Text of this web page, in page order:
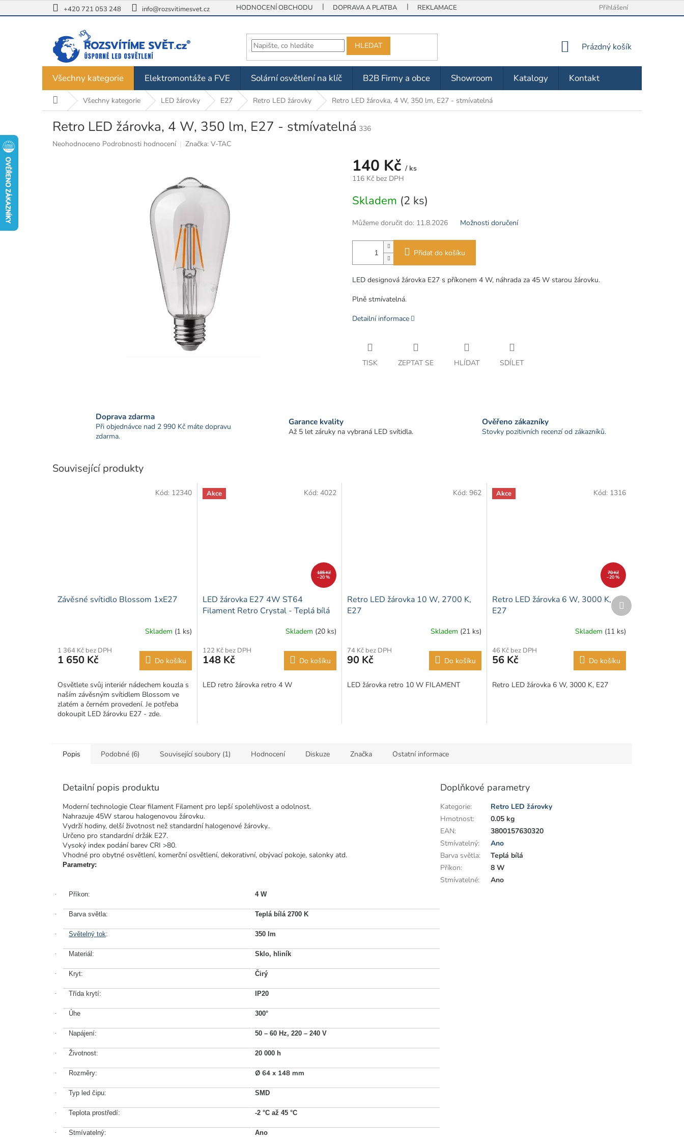
na
+420 721 053 248 info@rozsvitimesvet.cz HODNOCENÍ OBCHODU DOPRAVA A PLATBA REKLAMACE / VRÁCENÍ ZBOŽÍ OBCHODNÍ PODMÍNKY
Přihlášení
HLEDAT
NÁKUPNÍ
Prázdný košík
Všechny kategorie Elektromontáže a FVE Solární osvětlení na klíč B2B Firmy a obce Showroom Katalogy Kontakt
Domů Všechny kategorie LED žárovky E27 Retro LED žárovky Retro LED žárovka, 4 W, 350 lm, E27 - stmívatelná
Retro LED žárovka, 4 W, 350 lm, E27 - stmívatelná 336
Průměrné
Neohodnoceno Podrobnosti hodnocení Značka: V-TAC
140 Kč / ks
116 Kč bez DPH
cena:
Skladem (2 ks)
Můžeme doručit do: 11.8.2026 Možnosti doručení
Přidat do košíku
LED designová žárovka E27 s příkonem 4 W, náhrada za 45 W starou žárovku.
Plně stmívatelná.
Detailní informace
TISK ZEPTAT SE HLÍDAT SDÍLET
Doprava zdarma
Při objednávce nad 2 990 Kč máte dopravu
zdarma.
Garance kvality
Až 5 let záruky na vybraná LED svítidla.
Ověřeno zákazníky
Stovky pozitivních recenzí od zákazníků.
Související produkty
Závěsné svítidlo Blossom 1xE27
Skladem (1 ks)
1 364 Kč bez DPH
1 650 Kč Do košíku
Osvětlete svůj interiér nádechem kouzla s
naším závěsným svítidlem Blossom ve
zlatém a černém provedení. Je potřeba
dokoupit LED žárovku E27 - zde.
Kód: 12340 Akce
185 Kč
–20 %
LED žárovka E27 4W ST64
Filament Retro Crystal - Teplá bílá
Skladem (20 ks)
122 Kč bez DPH
148 Kč Do košíku
LED retro žárovka retro 4 W
Kód: 4022
Retro LED žárovka 10 W, 2700 K,
E27
Skladem (21 ks)
74 Kč bez DPH
90 Kč Do košíku
LED žárovka retro 10 W FILAMENT
Kód: 962 Akce
70 Kč
–20 %
Retro LED žárovka 6 W, 3000 K,
E27
Skladem (11 ks)
46 Kč bez DPH
56 Kč Do košíku
Retro LED žárovka 6 W, 3000 K, E27
Kód: 1316
Další
produkt
Popis Podobné (6) Související soubory (1) Hodnocení Diskuze Značka Ostatní informace
Detailní popis produktu
Moderní technologie Clear filament Filament pro lepší spolehlivost a odolnost.
Nahrazuje 45W starou halogenovou žárovku.
Vydrží hodiny, delší životnost než standardní halogenové žárovky..
Určeno pro standardní držák E27.
Vysoký index podání barev CRI >80.
Vhodné pro obytné osvětlení, komerční osvětlení, dekorativní, obývací pokoje, salonky atd.
Parametry:
· Příkon: 4 W
· Barva světla: Teplá bílá 2700 K
· Světelný tok: 350 lm
· Materiál: Sklo, hliník
· Kryt: Čirý
· Třída krytí: IP20
· Úhe 300°
· Napájení: 50 – 60 Hz, 220 – 240 V
· Životnost: 20 000 h
· Rozměry: Ø 64 x 148 mm
· Typ led čipu: SMD
· Teplota prostředí: -2 °C až 45 °C
· Stmívatelný: Ano
Doplňkové parametry
Kategorie:
Retro LED žárovky
Hmotnost:
0.05 kg
EAN:
3800157630320
Stmívatelný:
Ano
Barva světla:
Teplá bílá
Příkon:
8 W
Stmívatelné: Ano